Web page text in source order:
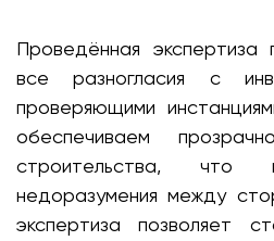
Проведённая экспертиза
все разногласия с
проверяющими
обеспечиваем
строительства, что
недоразумения между
экспертиза позволяет